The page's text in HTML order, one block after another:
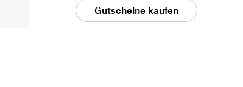
Gutscheine kaufen